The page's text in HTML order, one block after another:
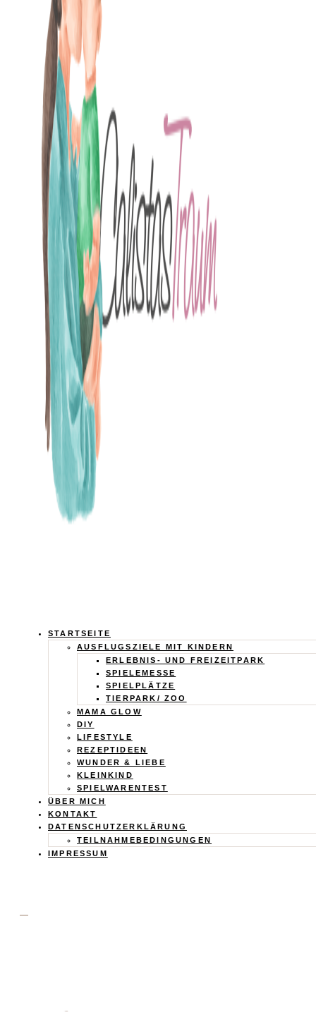
Calistas
Traum
STARTSEITE
AUSFLUGSZIELE MIT KINDERN
ERLEBNIS- UND FREIZEITPARK
SPIELEMESSE
SPIELPLÄTZE
TIERPARK/ ZOO
MAMA GLOW
DIY
LIFESTYLE
REZEPTIDEEN
WUNDER & LIEBE
KLEINKIND
SPIELWARENTEST
ÜBER MICH
KONTAKT
DATENSCHUTZERKLÄRUNG
TEILNAHMEBEDINGUNGEN
IMPRESSUM